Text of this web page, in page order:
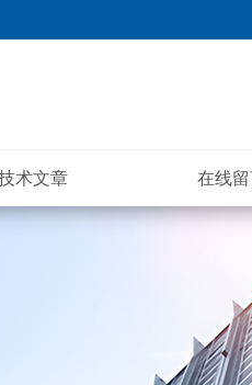
术文章 在线